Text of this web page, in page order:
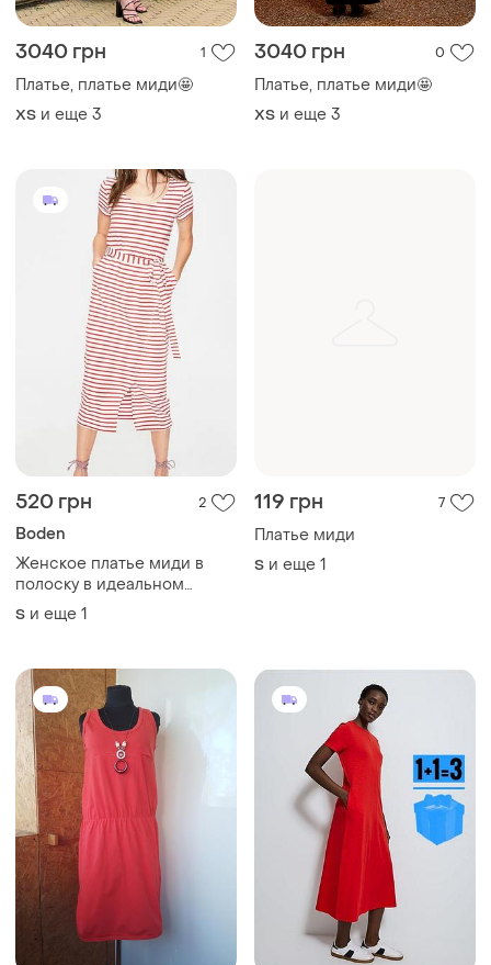
520 грн
Женское платье миди в
полоску в идеальном
состоянии размер с-м
известного бренда boden
и еще 1
299 грн
Edblad
Хлопковое трикотажное
485 грн
Сукня футболка з кишенями
бавовна george